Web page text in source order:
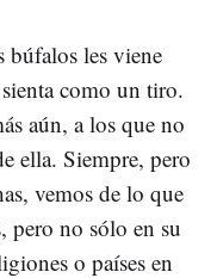
búfalos les viene
como un tiro.
aún, a los que no
ella. Siempre, pero
vemos de lo que
pero no sólo en su
o países en